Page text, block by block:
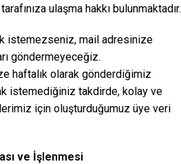
ulaşma hakkı bulunmaktadır.
istemezseniz, mail adresinize
göndermeyeceğiz.
haftalık olarak gönderdiğimiz
istemediğiniz takdirde, kolay ve
için oluşturduğumuz üye veri
ve İşlenmesi